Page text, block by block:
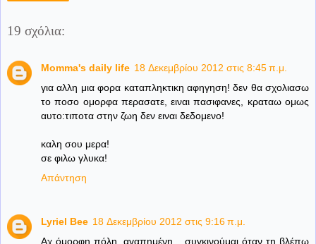
19 σχόλια:
Momma's daily life 18 Δεκεμβρίου 2012 στις 8:45 π.μ.
για αλλη μια φορα καταπληκτικη αφηγηση! δεν θα σχολιασω
το ποσο ομορφα περασατε, ειναι πασιφανες, κραταω ομως
αυτο:τιποτα στην ζωη δεν ειναι δεδομενο!
καλη σου μερα!
σε φιλω γλυκα!
Απάντηση
Lyriel Bee 18 Δεκεμβρίου 2012 στις 9:16 π.μ.
Αχ όμορφη πόλη, αγαπημένη .. συγκινούμαι όταν τη βλέπω